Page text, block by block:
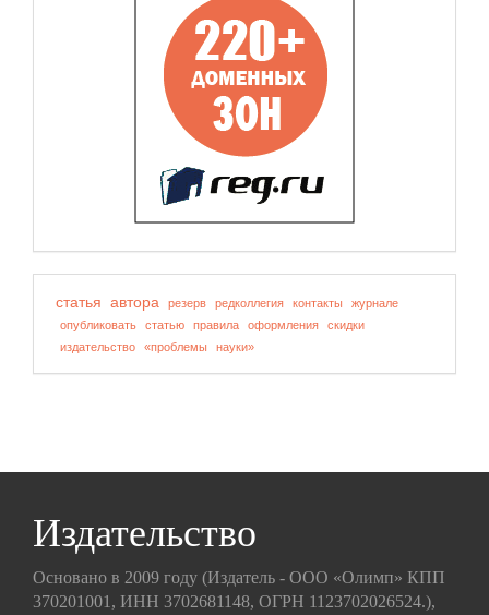
статья автора резерв редколлегия контакты
журнале
опубликовать
статью правила оформления
скидки
издательство
«проблемы науки»
Издательство
Основано в 2009 году (Издатель - ООО «Олимп» КПП
370201001, ИНН 3702681148, ОГРН 1123702026524.),